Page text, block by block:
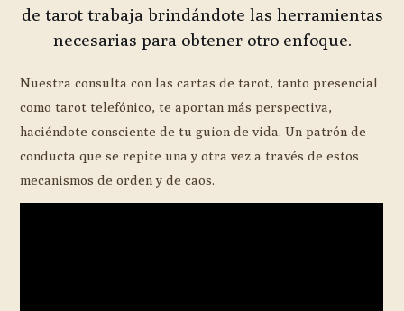
de tarot trabaja brindándote las herramientas
necesarias para obtener otro enfoque.
Nuestra consulta con las cartas de tarot, tanto presencial
como tarot telefónico, te aportan más perspectiva,
haciéndote consciente de tu guion de vida. Un patrón de
conducta que se repite una y otra vez a través de estos
mecanismos de orden y de caos.